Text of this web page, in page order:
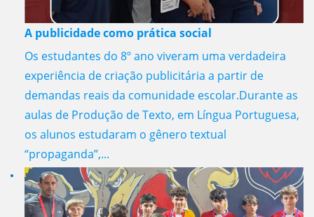
A publicidade como prática social
Os estudantes do 8º ano viveram uma verdadeira
experiência de criação publicitária a partir de
demandas reais da comunidade escolar.Durante as
aulas de Produção de Texto, em Língua Portuguesa,
os alunos estudaram o gênero textual
“propaganda”,...